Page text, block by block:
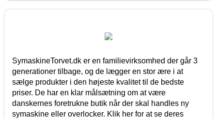
SymaskineTorvet.dk er en familievirksomhed der går 3
generationer tilbage, og de lægger en stor ære i at
sælge produkter i den højeste kvalitet til de bedste
priser. De har en klar målsætning om at være
danskernes foretrukne butik når der skal handles ny
symaskine eller overlocker. Klik her for at se deres